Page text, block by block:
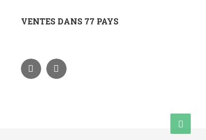
VENTES DANS 77 PAYS